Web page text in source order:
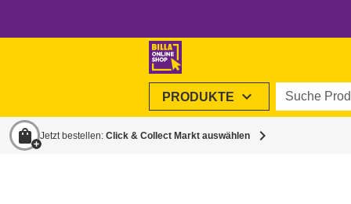
PRODUKTE expand_more Suche
shopping_bag Jetzt bestellen: Click & Collect Markt auswählen chevron_right